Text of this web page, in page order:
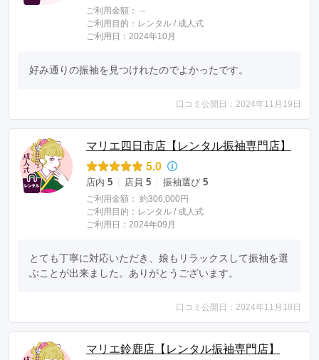
ご利用金額： --
ご利用目的： レンタル / 成人式
ご利用日：2024年10月
好み通りの振袖を見つけれたのでよかったです。
口コミ公開日：2024年11月19日
マリエ四日市店【レンタル振袖専門店】
5.0
店内 5 店員 5 振袖選び 5
ご利用金額： 約306,000円
ご利用目的： レンタル / 成人式
ご利用日：2024年09月
とても丁寧に対応いただき、娘もリラックスして振袖を選
ぶことが出来ました。ありがとうございます。
口コミ公開日：2024年11月18日
マリエ鈴鹿店【レンタル振袖専門店】